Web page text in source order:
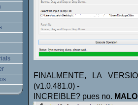
FINALMENTE, LA
(v1.0.481.0) -
INCREIBLE? pues no. MALO